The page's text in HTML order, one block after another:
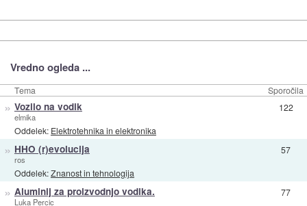
Vredno ogleda ...
Tema Sporočila
» Vozilo na vodik
elmika
Oddelek: Elektrotehnika in elektronika
122
» HHO (r)evolucija
ros
Oddelek:Znanost in tehnologija
57
» Aluminij za proizvodnjo vodika.
Luka Percic
77